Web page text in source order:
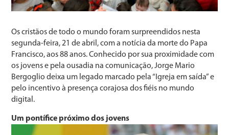
Os cristãos de todo o mundo foram surpreendidos nesta
segunda-feira, 21 de abril, com a notícia da morte do Papa
Francisco, aos 88 anos. Conhecido por sua proximidade com
os jovens e pela ousadia na comunicação, Jorge Mario
Bergoglio deixa um legado marcado pela “Igreja em saída” e
pelo incentivo à presença corajosa dos fiéis no mundo
digital.
Um pontífice próximo dos jovens